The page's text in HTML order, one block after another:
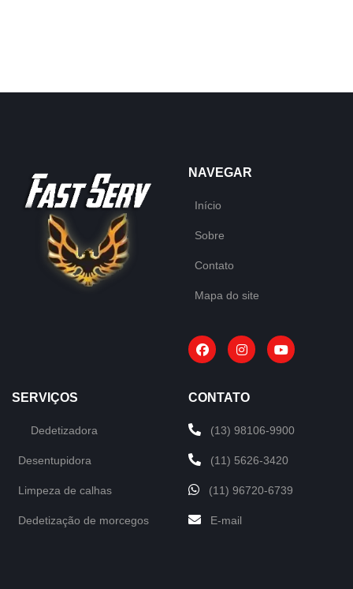
NAVEGAR
Início
Sobre
Contato
Mapa do site
SERVIÇOS
Dedetizadora
Desentupidora
Limpeza de calhas
Dedetização de morcegos
CONTATO
(13) 98106-9900
(11) 5626-3420
(11) 96720-6739
E-mail